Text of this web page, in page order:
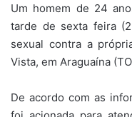
Um homem de 24
tarde de sexta feira
sexual contra a
Vista, em Araguaína
De acordo com as